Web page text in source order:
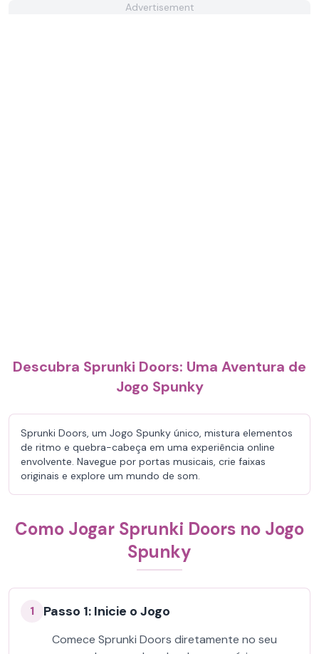
Advertisement
Descubra Sprunki Doors: Uma Aventura de
Jogo Spunky
Sprunki Doors, um Jogo Spunky único, mistura elementos
de ritmo e quebra-cabeça em uma experiência online
envolvente. Navegue por portas musicais, crie faixas
originais e explore um mundo de som.
Como Jogar Sprunki Doors no Jogo
Spunky
1 Passo 1: Inicie o Jogo
Comece Sprunki Doors diretamente no seu